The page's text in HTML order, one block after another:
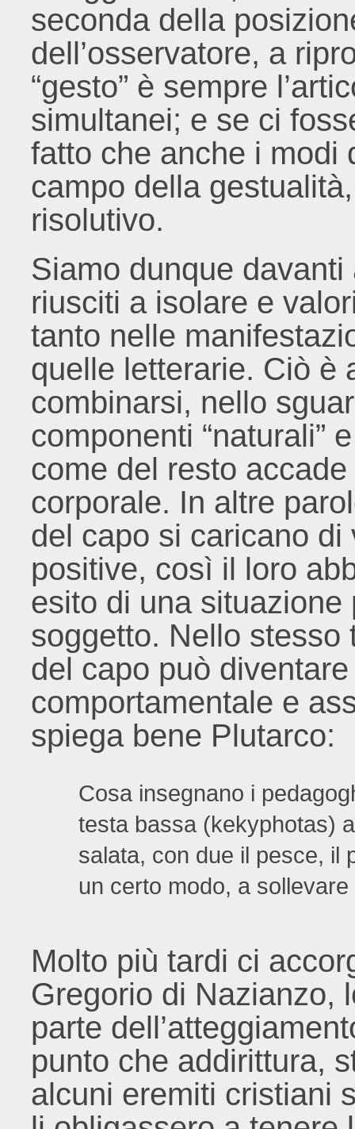
seconda della
dell’osservatore, a
“gesto” è sempre
simultanei; e se ci
fatto che anche i modi
campo della
risolutivo.
Siamo dunque
riusciti a isolare e
tanto nelle
quelle letterarie. Ciò è
combinarsi, nello
componenti “naturali”
come del resto
corporale. In altre
del capo si caricano
positive, così il loro
esito di una
soggetto. Nello stesso
del capo può
comportamentale e
spiega bene Plutarco:
Cosa insegnano i
testa bassa (kekyphotas)
salata, con due il pesce, il
un certo modo, a sollevare
Molto più tardi ci
Gregorio di Nazianzo,
parte
punto che addirittura,
alcuni eremiti cristiani